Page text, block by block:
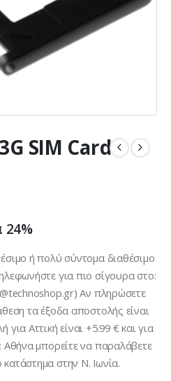
SIM Card
ή πολύ σύντομα διαθέσιμο
για πιο σίγουρα στο:
Αν πληρώσετε
τα έξοδα αποστολής είναι
Αττική είναι +5.99 € και για
Αθήνα μπορείτε να παραλάβετε
στην Ν. Ιωνία.